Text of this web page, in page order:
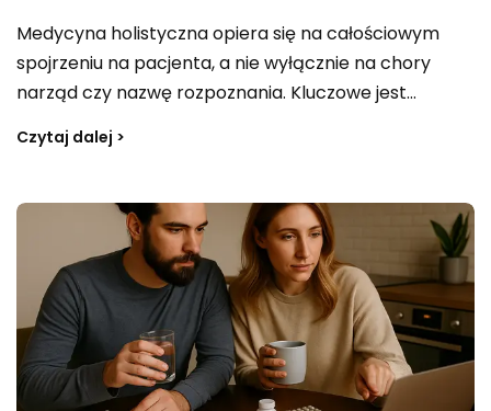
Medycyna holistyczna opiera się na całościowym
spojrzeniu na pacjenta, a nie wyłącznie na chory
narząd czy nazwę rozpoznania. Kluczowe jest
równowagi organizmu, w tym energii życiowej oraz
2026 roku coraz więcej osób interesuje się medycyną
naturalną i szuka terapii dobranych w sposób
indywidualny, bo to często stanowi podstawę
dobrego samopoczucia.
Czytaj dalej >